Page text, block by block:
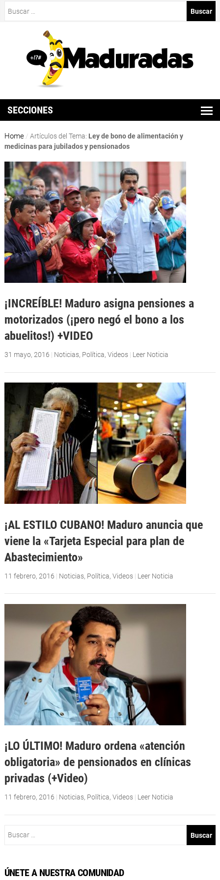
SECCIONES
Home / Artículos del Tema: Ley de bono de alimentación y
medicinas para jubilados y pensionados
¡INCREÍBLE! Maduro asigna pensiones a
motorizados (¡pero negó el bono a los
abuelitos!) +VIDEO
31 mayo, 2016 | Noticias, Política, Videos | Leer Noticia
¡AL ESTILO CUBANO! Maduro anuncia que
viene la «Tarjeta Especial para plan de
Abastecimiento»
11 febrero, 2016 | Noticias, Política, Videos | Leer Noticia
¡LO ÚLTIMO! Maduro ordena «atención
obligatoria» de pensionados en clínicas
privadas (+Video)
11 febrero, 2016 | Noticias, Política, Videos | Leer Noticia
ÚNETE A NUESTRA COMUNIDAD